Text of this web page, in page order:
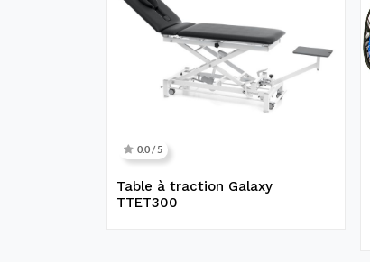
0.0 / 5
Table à traction Galaxy
TTET300